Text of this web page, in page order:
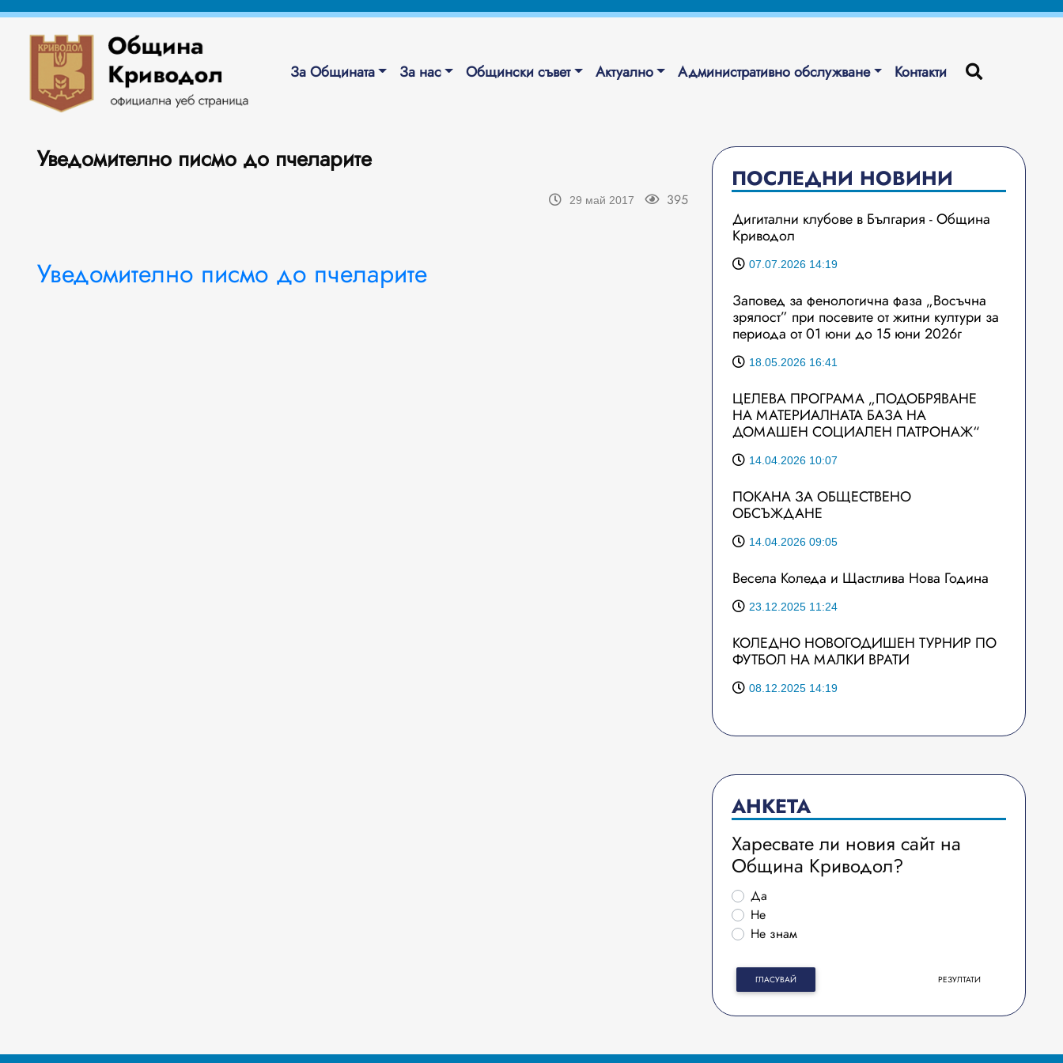
За Общината За нас Общински съвет Актуално Административно обслужване Контакти
Уведомително писмо до пчеларите
29 май 2017 395
Уведомително писмо до пчеларите
ПОСЛЕДНИ НОВИНИ
Дигитални клубове в България - Община
Криводол
07.07.2026 14:19
Заповед за фенологична фаза „Восъчна
зрялост” при посевите от житни култури за
периода от 01 юни до 15 юни 2026г
18.05.2026 16:41
ЦЕЛЕВА ПРОГРАМА „ПОДОБРЯВАНЕ
НА МАТЕРИАЛНАТА БАЗА НА
ДОМАШЕН СОЦИАЛЕН ПАТРОНАЖ“
14.04.2026 10:07
ПОКАНА ЗА ОБЩЕСТВЕНО
ОБСЪЖДАНЕ
14.04.2026 09:05
Весела Коледа и Щастлива Нова Година
23.12.2025 11:24
КОЛЕДНО НОВОГОДИШЕН ТУРНИР ПО
ФУТБОЛ НА МАЛКИ ВРАТИ
08.12.2025 14:19
АНКЕТА
Харесвате ли новия сайт на
Община Криводол?
Да
Не
Не знам
ГЛАСУВАЙ РЕЗУЛТАТИ